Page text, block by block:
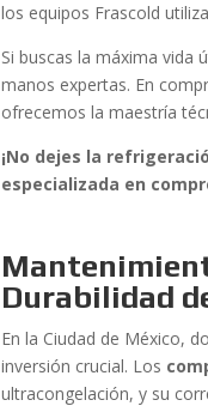
los equipos Frascold
Si buscas la máxima vida
manos expertas. En
ofrecemos la maestría
¡No dejes la
especializada en
Durabilidad
En la Ciudad de México,
inversión crucial. Los
ultracongelación, y su